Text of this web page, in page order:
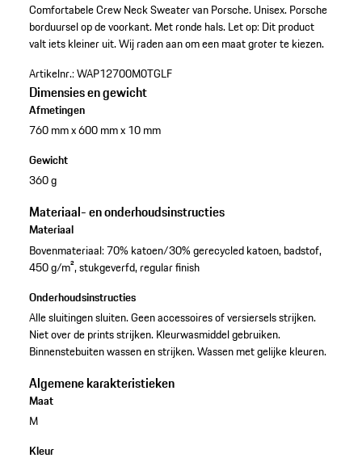
Comfortabele Crew Neck Sweater van Porsche. Unisex. Porsche
borduursel op de voorkant. Met ronde hals. Let op: Dit product
valt iets kleiner uit. Wij raden aan om een maat groter te kiezen.
Artikelnr.:WAP12700M0TGLF
Dimensies en gewicht
Afmetingen
760 mm x 600 mm x 10 mm
Gewicht
360 g
Materiaal- en onderhoudsinstructies
Materiaal
Bovenmateriaal: 70% katoen/30% gerecycled katoen, badstof,
450 g/m², stukgeverfd, regular finish
Onderhoudsinstructies
Alle sluitingen sluiten. Geen accessoires of versiersels strijken.
Niet over de prints strijken. Kleurwasmiddel gebruiken.
Binnenstebuiten wassen en strijken. Wassen met gelijke kleuren.
Algemene karakteristieken
Maat
M
Kleur